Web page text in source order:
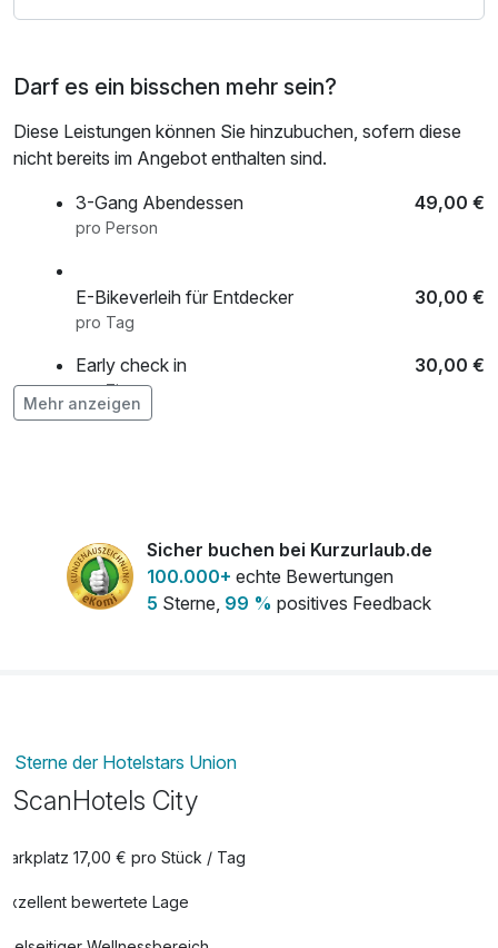
Darf es ein bisschen mehr sein?
Diese Leistungen können Sie hinzubuchen, sofern diese
nicht bereits im Angebot enthalten sind.
3-Gang Abendessen
49,00 €
pro Person
E-Bikeverleih für Entdecker 30,00 €
pro Tag
Early check in 30,00 €
pro Zimmer
pro Stück
Late check out
Obstauswahl der Saison
Mehr anzeigen
Sicher buchen bei Kurzurlaub.de
100.000+ echte Bewertungen
5 Sterne, 99 % positives Feedback
Sterne der Hotelstars Union
ScanHotels City
Parkplatz 17,00 € pro Stück / Tag
Exzellent bewertete Lage